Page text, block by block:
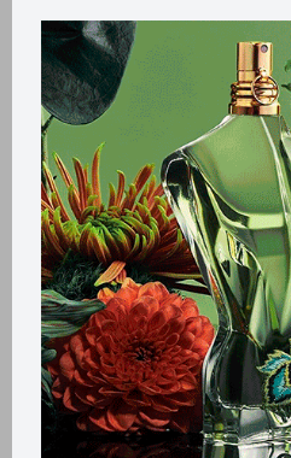
Métodos y
Retiros
Productos que te